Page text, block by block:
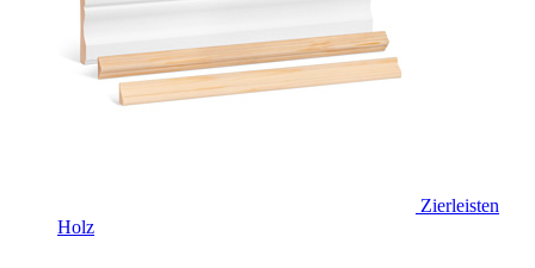
Zierleisten
Holz